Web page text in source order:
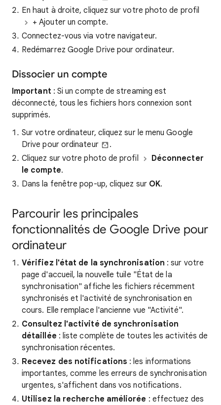
En haut à droite, cliquez sur votre photo de profil
+ Ajouter un compte.
Connectez-vous via votre navigateur.
Redémarrez Google Drive pour ordinateur.
Dissocier un compte
Important : Si un compte de streaming est
déconnecté, tous les fichiers hors connexion sont
supprimés.
Sur votre ordinateur, cliquez sur le menu Google
Drive pour ordinateur
.
Cliquez sur votre photo de profil
Déconnecter
le compte.
Dans la fenêtre pop-up, cliquez sur OK.
Parcourir les principales
fonctionnalités de Google Drive pour
ordinateur
Vérifiez l'état de la synchronisation : sur votre
page d'accueil, la nouvelle tuile "État de la
synchronisation" affiche les fichiers récemment
synchronisés et l'activité de synchronisation en
cours. Elle remplace l'ancienne vue "Activité".
Consultez l'activité de synchronisation
détaillée : liste complète de toutes les activités de
synchronisation récentes.
Recevez des notifications : les informations
importantes, comme les erreurs de synchronisation
urgentes, s'affichent dans vos notifications.
Utilisez la recherche améliorée : effectuez des